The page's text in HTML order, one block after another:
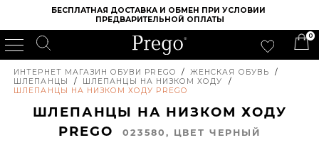
БЕСПЛАТНАЯ ДОСТАВКА И ОБМЕН ПРИ УСЛОВИИ
ПРЕДВАРИТЕЛЬНОЙ ОПЛАТЫ
0
ИНТЕРНЕТ МАГАЗИН ОБУВИ PREGO / ЖЕНСКАЯ ОБУВЬ
/
ШЛЕПАНЦЫ
/ ШЛЕПАНЦЫ НА НИЗКОМ ХОДУ
/
ШЛЕПАНЦЫ НА НИЗКОМ ХОДУ PREGO
ШЛЕПАНЦЫ НА НИЗКОМ ХОДУ
PREGO023580, ЦВЕТ ЧЕРНЫЙ